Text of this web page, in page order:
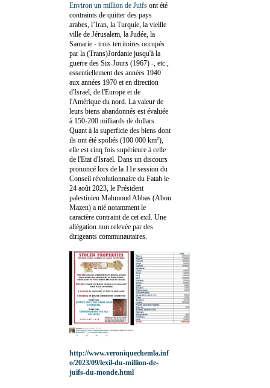
Environ un million de Juifs ont été
contraints de quitter des pays
arabes, l’Iran, la Turquie, la vieille
ville de Jérusalem, la Judée, la
Samarie - trois territoires occupés
par la (Trans)Jordanie jusqu'à la
guerre des Six-Jours (1967) -, etc.,
essentiellement des années 1940
aux années 1970 et en direction
d'Israël, de l'Europe et de
l'Amérique du nord. La valeur de
leurs biens abandonnés est évaluée
à 150-200 milliards de dollars.
Quant à la superficie des biens dont
ils ont été spoliés (100 000 km²),
elle est cinq fois supérieure à celle
de l'Etat d'Israël. Dans un discours
prononcé lors de la 11e session du
Conseil révolutionnaire du Fatah le
24 août 2023, le Président
palestinien Mahmoud Abbas (Abou
Mazen) a nié notamment le
caractère contraint de cet exil. Une
allégation non relevée par des
dirigeants communautaires.
http://www.veroniquechemla.inf
o/2023/09/lexil-du-million-de-
juifs-du-monde.html